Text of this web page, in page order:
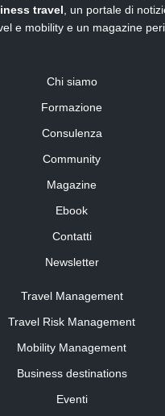
travel, un portale di
e mobility e un magazine
Chi siamo
Formazione
Consulenza
Community
Magazine
Ebook
Contatti
Newsletter
Travel Management
Travel Risk Management
Mobility Management
Business destinations
Eventi